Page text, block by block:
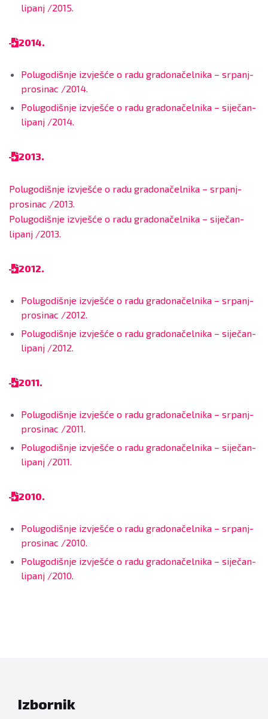
lipanj /2015.
2014.
Polugodišnje izvješće o radu gradonačelnika – srpanj-
prosinac /2014.
Polugodišnje izvješće o radu gradonačelnika – siječan-
lipanj /2014.
2013.
Polugodišnje izvješće o radu gradonačelnika – srpanj-
prosinac /2013.
Polugodišnje izvješće o radu gradonačelnika – siječan-
lipanj /2013.
2012.
Polugodišnje izvješće o radu gradonačelnika – srpanj-
prosinac /2012.
Polugodišnje izvješće o radu gradonačelnika – siječan-
lipanj /2012.
2011.
Polugodišnje izvješće o radu gradonačelnika – srpanj-
prosinac /2011.
Polugodišnje izvješće o radu gradonačelnika – siječan-
lipanj /2011.
2010.
Polugodišnje izvješće o radu gradonačelnika – srpanj-
prosinac /2010.
Polugodišnje izvješće o radu gradonačelnika – siječan-
lipanj /2010.
Izbornik